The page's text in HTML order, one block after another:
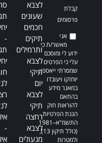
קבלת
פרסומים
אני
מאשר/ת כי
ידוע לי ומוסכם
עלי כי הפרטים
שמסרתי ייאספו,
יוחזקו ויעובדו
במאגר מידע
בהתאם
להוראות חוק
הגנת הפרטיות,
התשמ"א–1981
(כולל תיקון 13),
ולמטרות
לצבא
שעונים
חכמים
תיקים
ותרמילים
לצבא
תיקי
יום
לצבא
תיקי
רחצה
לצבא
מנעולים
-
תג
-